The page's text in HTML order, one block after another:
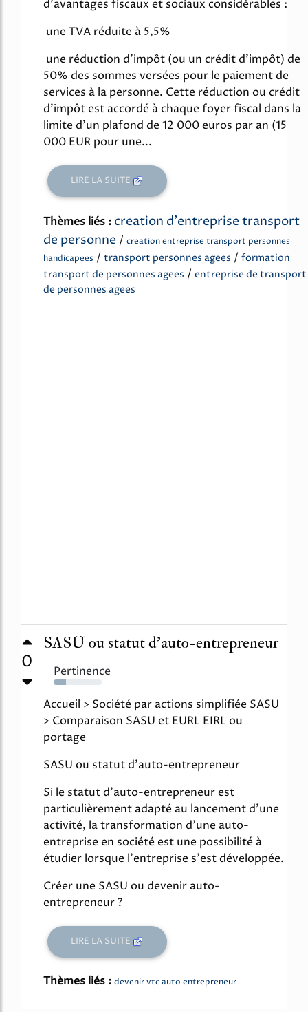
d'avantages fiscaux et sociaux considérables :
une TVA réduite à 5,5%
une réduction d'impôt (ou un crédit d'impôt) de
50% des sommes versées pour le paiement de
services à la personne. Cette réduction ou crédit
d'impôt est accordé à chaque foyer fiscal dans la
limite d'un plafond de 12 000 euros par an (15
000 EUR pour une...
LIRE LA SUITE
Thèmes liés : creation d'entreprise transport
de personne / creation entreprise transport personnes
handicapees / transport personnes agees / formation
transport de personnes agees / entreprise de transport
de personnes agees
0
SASU ou statut d'auto-entrepreneur
Pertinence
26%
Accueil > Société par actions simplifiée SASU
> Comparaison SASU et EURL EIRL ou
portage
SASU ou statut d'auto-entrepreneur
Si le statut d'auto-entrepreneur est
particulièrement adapté au lancement d'une
activité, la transformation d'une auto-
entreprise en société est une possibilité à
étudier lorsque l'entreprise s'est développée.
Créer une SASU ou devenir auto-
entrepreneur ?
LIRE LA SUITE
Thèmes liés : devenir vtc auto entrepreneur